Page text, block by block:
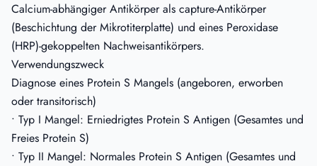
Calcium-abhängiger Antikörper als capture-Antikörper
(Beschichtung der Mikrotiterplatte) und eines Peroxidase
(HRP)-gekoppelten Nachweisantikörpers.
Verwendungszweck
Diagnose eines Protein S Mangels (angeboren, erworben
oder transitorisch)
• Typ I Mangel: Erniedrigtes Protein S Antigen (Gesamtes und
Freies Protein S)
• Typ II Mangel: Normales Protein S Antigen (Gesamtes und